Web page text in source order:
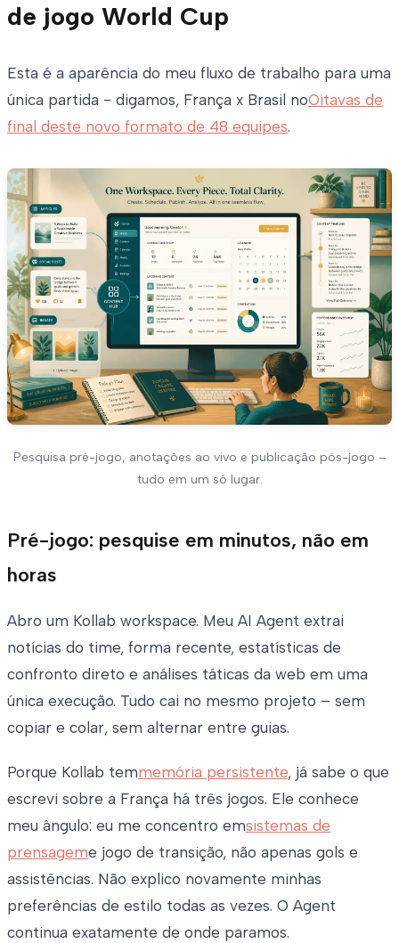
de jogo World Cup
Esta é a aparência do meu fluxo de trabalho para uma
única partida - digamos, França x Brasil noOitavas de
final deste novo formato de 48 equipes.
Pesquisa pré-jogo, anotações ao vivo e publicação pós-jogo –
tudo em um só lugar.
Pré-jogo: pesquise em minutos, não em
horas
Abro um Kollab workspace. Meu AI Agent extrai
notícias do time, forma recente, estatísticas de
confronto direto e análises táticas da web em uma
única execução. Tudo cai no mesmo projeto – sem
copiar e colar, sem alternar entre guias.
Porque Kollab temmemória persistente, já sabe o que
escrevi sobre a França há três jogos. Ele conhece
meu ângulo: eu me concentro emsistemas de
prensageme jogo de transição, não apenas gols e
assistências. Não explico novamente minhas
preferências de estilo todas as vezes. O Agent
continua exatamente de onde paramos.